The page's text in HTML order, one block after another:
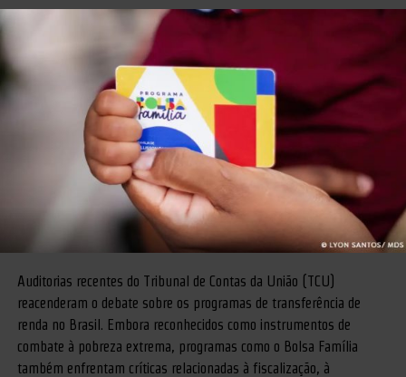
Auditorias recentes do Tribunal de Contas da União (TCU)
reacenderam o debate sobre os programas de transferência de
renda no Brasil. Embora reconhecidos como instrumentos de
combate à pobreza extrema, programas como o Bolsa Família
também enfrentam críticas relacionadas à fiscalização, à